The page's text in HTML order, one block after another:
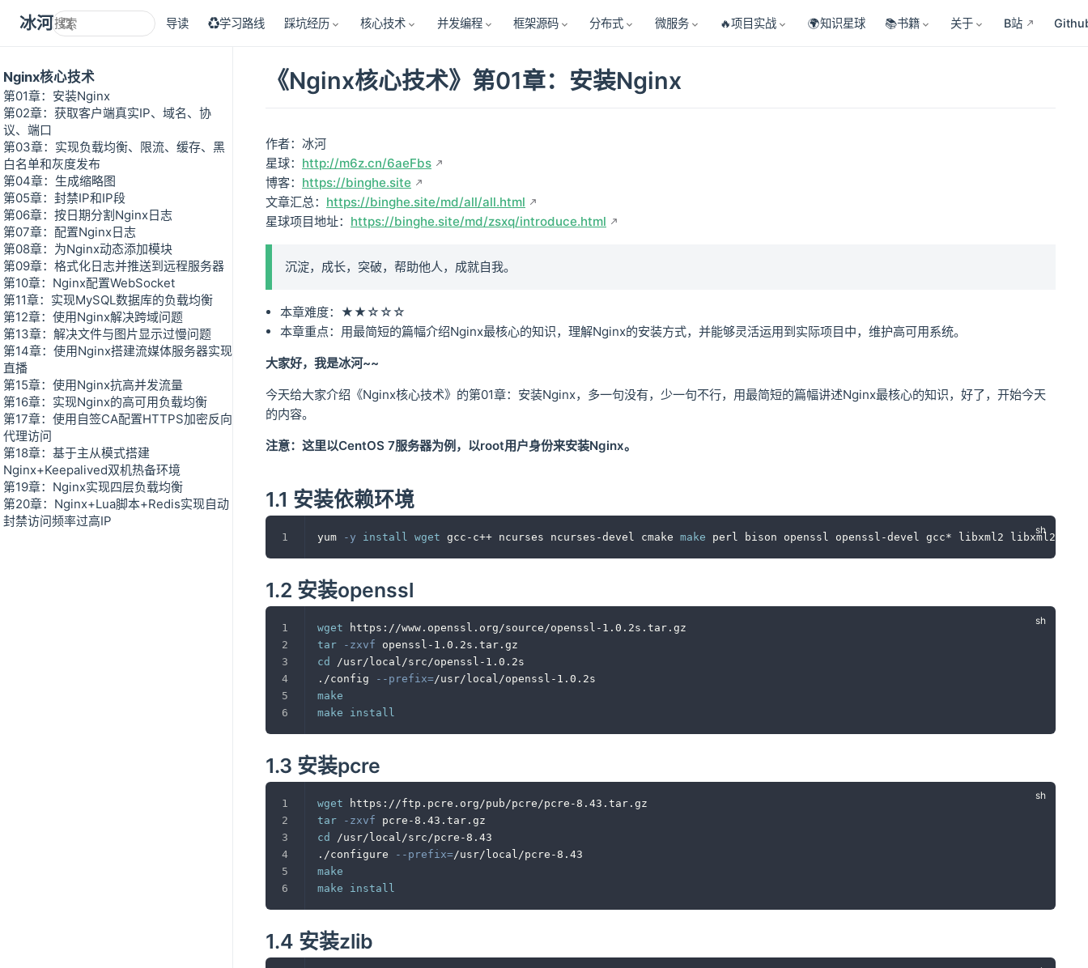
冰河技术 导读 ♻学习路线 踩坑经历 核心技术 并发编程 框架源码 分布式 微服务 🔥项目实战 🌍知识星球 📚书籍 关于 B站
Nginx核心技术
第01章：安装Nginx
第02章：获取客户端真实IP、域名、协
议、端口
第03章：实现负载均衡、限流、缓存、黑
白名单和灰度发布
第04章：生成缩略图
第05章：封禁IP和IP段
第06章：按日期分割Nginx日志
第07章：配置Nginx日志
第08章：为Nginx动态添加模块
第09章：格式化日志并推送到远程服务器
第10章：Nginx配置WebSocket
第11章：实现MySQL数据库的负载均衡
第12章：使用Nginx解决跨域问题
第13章：解决文件与图片显示过慢问题
第14章：使用Nginx搭建流媒体服务器实现
直播
第15章：使用Nginx抗高并发流量
第16章：实现Nginx的高可用负载均衡
第17章：使用自签CA配置HTTPS加密反向
代理访问
第18章：基于主从模式搭建
Nginx+Keepalived双机热备环境
第19章：Nginx实现四层负载均衡
第20章：Nginx+Lua脚本+Redis实现自动
封禁访问频率过高IP
《Nginx核心技术》第01章：安装Nginx
作者：冰河
星球： http://m6z.cn/6aeFbs
博客： https://binghe.site
文章汇总： https://binghe.site/md/all/all.html
星球项目地址： https://binghe.site/md/zsxq/introduce.html
沉淀，成长，突破，帮助他人，成就自我。
本章难度：★★☆☆☆
本章重点：用最简短的篇幅介绍Nginx最核心的知识，理解Nginx的安装方式，并能够灵活运用到实际项目中，维护高可用系统。
大家好，我是冰河~~
今天给大家介绍《Nginx核心技术》的第01章：安装Nginx，多一句没有，少一句不行，用最简短的篇幅讲述Nginx最核心的知识，好了，开始今天
的内容。
注意：这里以CentOS 7服务器为例，以root用户身份来安装Nginx。
1.1 安装依赖环境
yum -y install wget gcc-c++ ncurses ncurses-devel cmake make perl bison openssl openssl-devel gcc* libxml2
1.2 安装openssl
wget https://www.openssl.org/source/openssl-1.0.2s.tar.gz
tar
-zxvf openssl-1.0.2s.tar.gz
cd
/usr/local/src/openssl-1.0.2s
./config
--prefix=/usr/local/openssl-1.0.2s
make
make
install
1.3 安装pcre
wget https://ftp.pcre.org/pub/pcre/pcre-8.43.tar.gz
tar
-zxvf pcre-8.43.tar.gz
cd
/usr/local/src/pcre-8.43
./configure
--prefix=/usr/local/pcre-8.43
make
make
install
1.4 安装zlib